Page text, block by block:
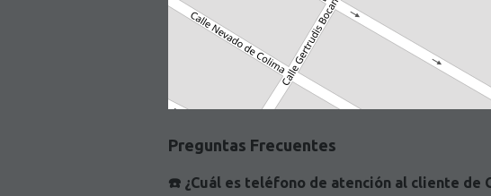
Preguntas Frecuentes
☎️ ¿Cuál es teléfono de atención al cliente de